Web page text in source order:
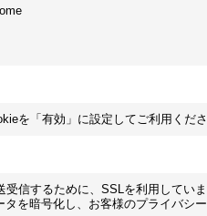
を「有効」に設定してご利用くださ
信するために、SSLを利用していま
を暗号化し、お客様のプライバシ